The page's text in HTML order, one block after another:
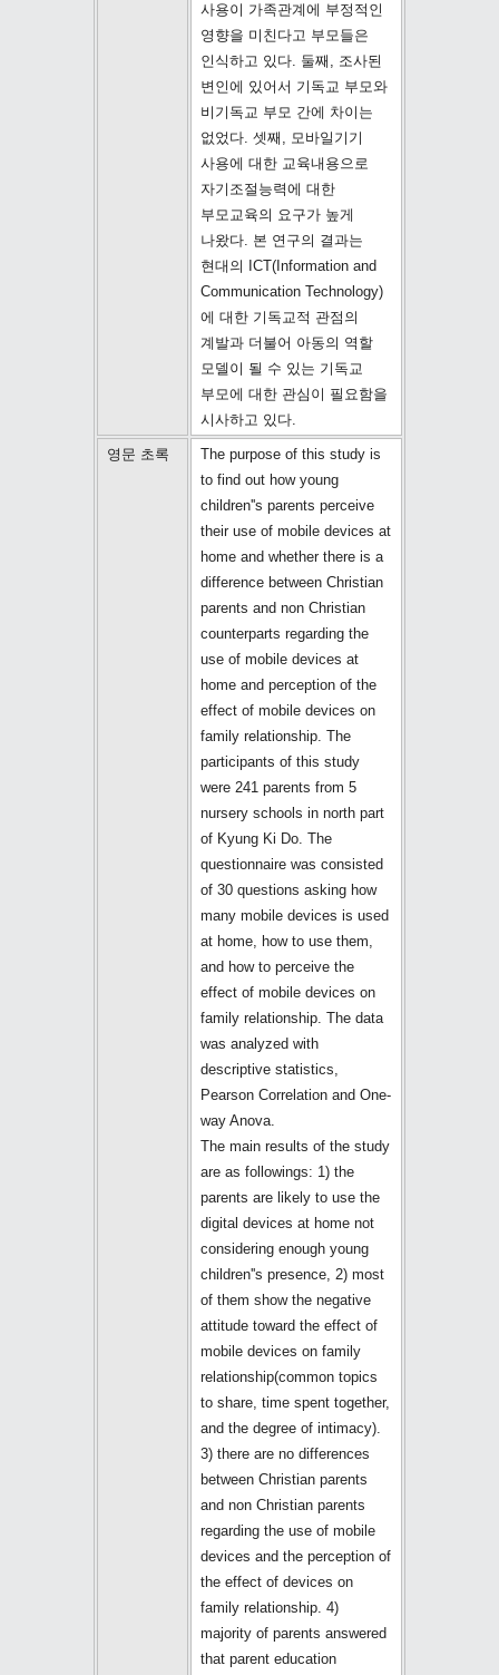
사용이 가족관계에 부정적인
영향을 미친다고 부모들은
인식하고 있다. 둘째, 조사된
변인에 있어서 기독교 부모와
비기독교 부모 간에 차이는
없었다. 셋째, 모바일기기
사용에 대한 교육내용으로
자기조절능력에 대한
부모교육의 요구가 높게
나왔다. 본 연구의 결과는
현대의 ICT(Information and
Communication Technology)
에 대한 기독교적 관점의
계발과 더불어 아동의 역할
모델이 될 수 있는 기독교
부모에 대한 관심이 필요함을
시사하고 있다.
영문 초록
The purpose of this study is
to find out how young
children''s parents perceive
their use of mobile devices at
home and whether there is a
difference between Christian
parents and non Christian
counterparts regarding the
use of mobile devices at
home and perception of the
effect of mobile devices on
family relationship. The
participants of this study
were 241 parents from 5
nursery schools in north part
of Kyung Ki Do. The
questionnaire was consisted
of 30 questions asking how
many mobile devices is used
at home, how to use them,
and how to perceive the
effect of mobile devices on
family relationship. The data
was analyzed with
descriptive statistics,
Pearson Correlation and One-
way Anova.
The main results of the study
are as followings: 1) the
parents are likely to use the
digital devices at home not
considering enough young
children''s presence, 2) most
of them show the negative
attitude toward the effect of
mobile devices on family
relationship(common topics
to share, time spent together,
and the degree of intimacy).
3) there are no differences
between Christian parents
and non Christian parents
regarding the use of mobile
devices and the perception of
the effect of devices on
family relationship. 4)
majority of parents answered
that parent education